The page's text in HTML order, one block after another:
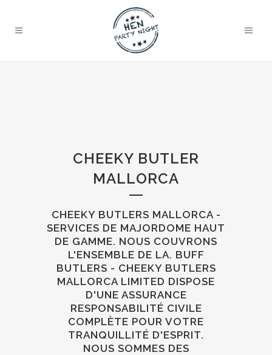
CHEEKY BUTLER
MALLORCA
CHEEKY BUTLERS MALLORCA -
SERVICES DE MAJORDOME HAUT
DE GAMME. NOUS COUVRONS
L'ENSEMBLE DE LA. BUFF
BUTLERS - CHEEKY BUTLERS
MALLORCA LIMITED DISPOSE
D'UNE ASSURANCE
RESPONSABILITÉ CIVILE
COMPLÈTE POUR VOTRE
TRANQUILLITÉ D'ESPRIT.
NOUS SOMMES DES